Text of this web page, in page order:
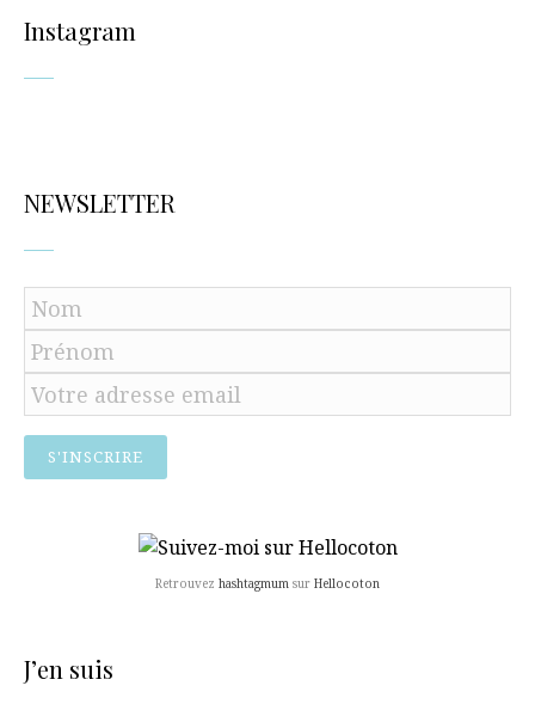
Instagram
NEWSLETTER
Retrouvez hashtagmum sur Hellocoton
J’en suis